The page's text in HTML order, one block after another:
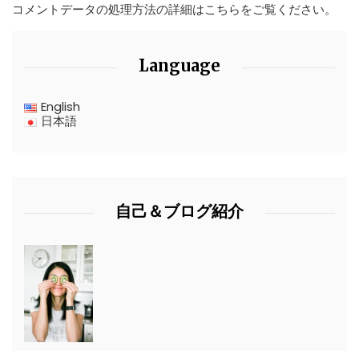
コメントデータの処理方法の詳細はこちらをご覧ください。
Language
English
日本語
自己＆ブログ紹介